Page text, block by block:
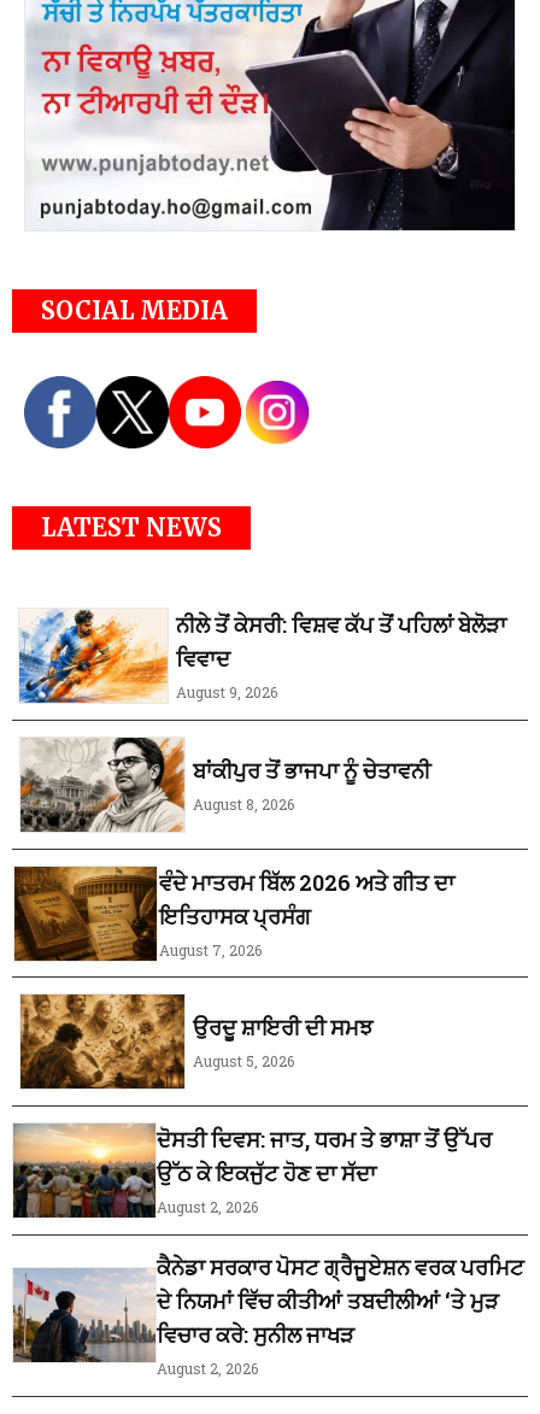
SOCIAL MEDIA
LATEST NEWS
ਨੀਲੇ ਤੋਂ ਕੇਸਰੀ: ਵਿਸ਼ਵ ਕੱਪ ਤੋਂ ਪਹਿਲਾਂ ਬੇਲੋੜਾ
ਵਿਵਾਦ
August 9, 2026
ਬਾਂਕੀਪੁਰ ਤੋਂ ਭਾਜਪਾ ਨੂੰ ਚੇਤਾਵਨੀ
August 8, 2026
ਵੰਦੇ ਮਾਤਰਮ ਬਿੱਲ 2026 ਅਤੇ ਗੀਤ ਦਾ
ਇਤਿਹਾਸਕ ਪ੍ਰਸੰਗ
August 7, 2026
ਉਰਦੂ ਸ਼ਾਇਰੀ ਦੀ ਸਮਝ
August 5, 2026
ਦੋਸਤੀ ਦਿਵਸ: ਜਾਤ, ਧਰਮ ਤੇ ਭਾਸ਼ਾ ਤੋਂ ਉੱਪਰ
ਉੱਠ ਕੇ ਇਕਜੁੱਟ ਹੋਣ ਦਾ ਸੱਦਾ
August 2, 2026
ਕੈਨੇਡਾ ਸਰਕਾਰ ਪੋਸਟ ਗ੍ਰੈਜੂਏਸ਼ਨ ਵਰਕ ਪਰਮਿਟ
ਦੇ ਨਿਯਮਾਂ ਵਿੱਚ ਕੀਤੀਆਂ ਤਬਦੀਲੀਆਂ ‘ਤੇ ਮੁੜ
ਵਿਚਾਰ ਕਰੇ: ਸੁਨੀਲ ਜਾਖੜ
August 2, 2026